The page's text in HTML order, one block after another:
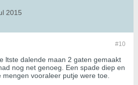
2015
#10
ltste dalende maan 2 gaten gemaakt
nog net genoeg. Een spade diep en
vooraleer putje were toe.